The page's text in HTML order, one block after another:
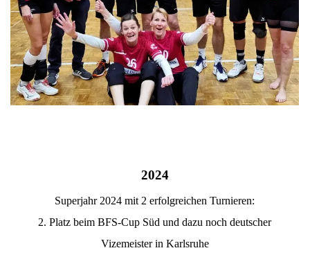
2024
Superjahr 2024 mit 2 erfolgreichen Turnieren:
2. Platz beim BFS-Cup Süd und dazu noch deutscher
Vizemeister in Karlsruhe